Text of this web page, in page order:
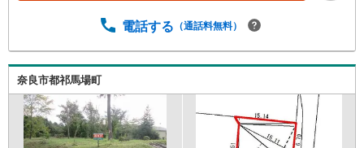
料をもらう」「見学予約をする」からエントリーくださ
せください。-----------------------------
電話する （通話料無料）
奈良市都祁馬場町